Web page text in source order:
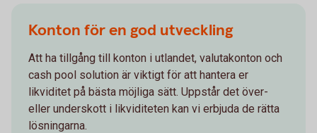
Konton för en god utveckling
Att ha tillgång till konton i utlandet, valutakonton och
cash pool solution är viktigt för att hantera er
likviditet på bästa möjliga sätt. Uppstår det över-
eller underskott i likviditeten kan vi erbjuda de rätta
lösningarna.